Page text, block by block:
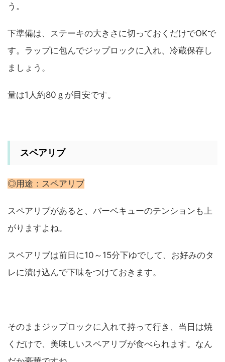
う。
下準備は、ステーキの大きさに切っておくだけでOKで
す。ラップに包んでジップロックに入れ、冷蔵保存し
ましょう。
量は1人約80ｇが目安です。
スペアリブ
◎用途：スペアリブ
スペアリブがあると、バーベキューのテンションも上
がりますよね。
スペアリブは前日に10～15分下ゆでして、お好みのタ
レに漬け込んで下味をつけておきます。
そのままジップロックに入れて持って行き、当日は焼
くだけで、美味しいスペアリブが食べられます。なん